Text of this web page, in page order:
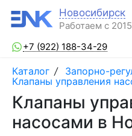
Новосибирск
Работаем с
+7 (922) 188-34-29
Каталог / Запорно-
Клапаны управления
Клапаны
насосами в